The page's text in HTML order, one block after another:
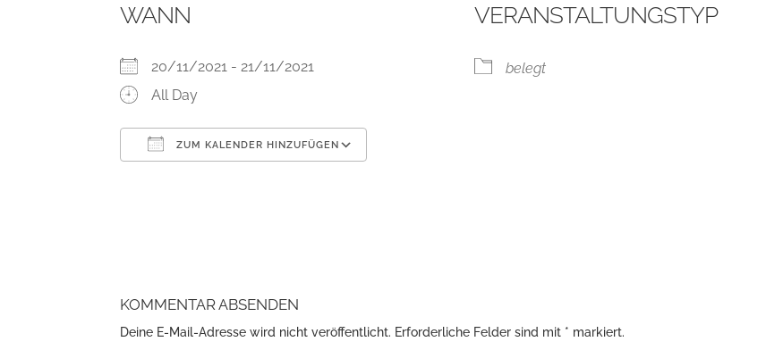
WANN
20/11/2021 - 21/11/2021
All Day
ZUM KALENDER HINZUFÜGEN
VERANSTALTUNGSTYP
belegt
KOMMENTAR ABSENDEN
Deine E-Mail-Adresse wird nicht veröffentlicht. Erforderliche Felder sind mit * markiert.